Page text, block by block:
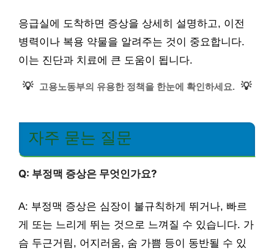
응급실에 도착하면 증상을 상세히 설명하고, 이전
병력이나 복용 약물을 알려주는 것이 중요합니다.
이는 진단과 치료에 큰 도움이 됩니다.
💡 고용노동부의 유용한 정책을 한눈에 확인하세요. 💡
자주 묻는 질문
Q: 부정맥 증상은 무엇인가요?
A: 부정맥 증상은 심장이 불규칙하게 뛰거나, 빠르
게 또는 느리게 뛰는 것으로 느껴질 수 있습니다. 가
슴 두근거림, 어지러움, 숨 가쁨 등이 동반될 수 있